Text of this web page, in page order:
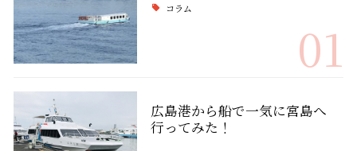
コラム
01
広島港から船で一気に宮島へ
行ってみた！